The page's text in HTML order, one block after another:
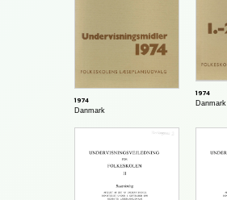
1974
Danmark
1974
Danmark